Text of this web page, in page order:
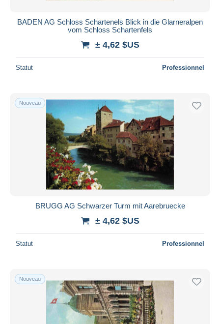
BADEN AG Schloss Schartenels Blick in die Glarneralpen
vom Schloss Schartenfels
± 4,62 $US
Statut Professionnel
Nouveau
BRUGG AG Schwarzer Turm mit Aarebruecke
± 4,62 $US
Statut Professionnel
Nouveau